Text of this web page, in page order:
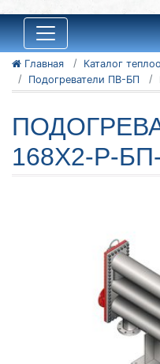
Главная
Подогреватели ПВ-БП
168Х2-Р-